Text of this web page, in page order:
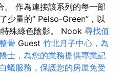
。 作為連接該系列的每一部
少量的“ Pelso-Green”，以
殊綠色陰影。 Nook 尋找值
骨 Guest 竹北月子中心，為
士，為您的業務提供專業記
蟻服務，保護您的房屋免受